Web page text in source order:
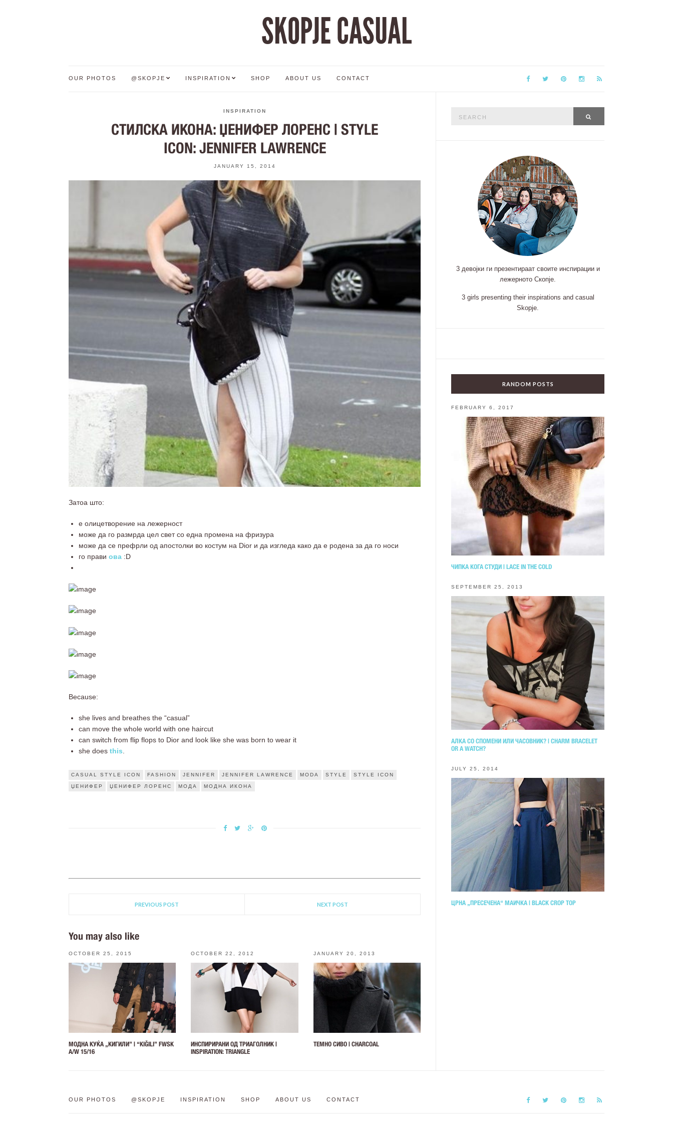
SKOPJE CASUAL
OUR PHOTOS @SKOPJE INSPIRATION SHOP ABOUT US CONTACT
INSPIRATION
СТИЛСКА ИКОНА: ЏЕНИФЕР ЛОРЕНС | STYLE
ICON: JENNIFER LAWRENCE
JANUARY 15, 2014
Затоа што:
е олицетворение на лежерност
може да го размрда цел свет со една промена на фризура
може да се префрли од апостолки во костум на Dior и да изгледа како да е родена за да го носи
го прави ова :D
Because:
she lives and breathes the “casual”
can move the whole world with one haircut
can switch from flip flops to Dior and look like she was born to wear it
she does this.
CASUAL STYLE ICON FASHION JENNIFER JENNIFER LAWRENCE MODA STYLE STYLE ICON
ЏЕНИФЕР ЏЕНИФЕР ЛОРЕНС МОДА МОДНА ИКОНА
PREVIOUS POST NEXT POST
You may also like
OCTOBER 25, 2015
МОДНА КУЌА „КИГИЛИ” | “KIĞILI” FWSK
A/W 15/16
OCTOBER 22, 2012
ИНСПИРИРАНИ ОД ТРИАГОЛНИК |
INSPIRATION: TRIANGLE
JANUARY 20, 2013
ТЕМНО СИВО | CHARCOAL
3 девојки ги презентираат своите инспирации и
лежерното Скопје.
3 girls presenting their inspirations and casual
Skopje.
RANDOM POSTS
FEBRUARY 6, 2017
ЧИПКА КОГА СТУДИ | LACE IN THE COLD
SEPTEMBER 25, 2013
АЛКА СО СПОМЕНИ ИЛИ ЧАСОВНИК? | CHARM BRACELET
OR A WATCH?
JULY 25, 2014
ЦРНА „ПРЕСЕЧЕНА“ МАИЧКА | BLACK CROP TOP
OUR PHOTOS @SKOPJE INSPIRATION SHOP ABOUT US CONTACT